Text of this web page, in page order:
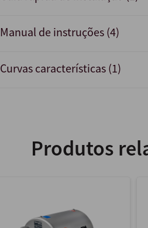
Manual de instruções (4)
Curvas características (1)
Produtos